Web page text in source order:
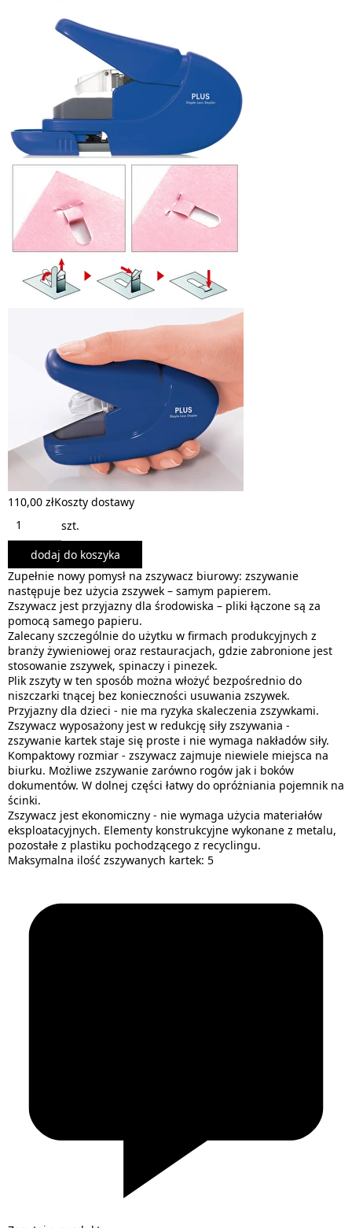
110,00 złKoszty dostawy
szt.
dodaj do koszyka
Zupełnie nowy pomysł na zszywacz biurowy: zszywanie
następuje bez użycia zszywek – samym papierem.
Zszywacz jest przyjazny dla środowiska – pliki łączone są za
pomocą samego papieru.
Zalecany szczególnie do użytku w firmach produkcyjnych z
branży żywieniowej oraz restauracjach, gdzie zabronione jest
stosowanie zszywek, spinaczy i pinezek.
Plik zszyty w ten sposób można włożyć bezpośrednio do
niszczarki tnącej bez konieczności usuwania zszywek.
Przyjazny dla dzieci - nie ma ryzyka skaleczenia zszywkami.
Zszywacz wyposażony jest w redukcję siły zszywania -
zszywanie kartek staje się proste i nie wymaga nakładów siły.
Kompaktowy rozmiar - zszywacz zajmuje niewiele miejsca na
biurku. Możliwe zszywanie zarówno rogów jak i boków
dokumentów. W dolnej części łatwy do opróżniania pojemnik na
ścinki.
Zszywacz jest ekonomiczny - nie wymaga użycia materiałów
eksploatacyjnych. Elementy konstrukcyjne wykonane z metalu,
pozostałe z plastiku pochodzącego z recyclingu.
Maksymalna ilość zszywanych kartek: 5